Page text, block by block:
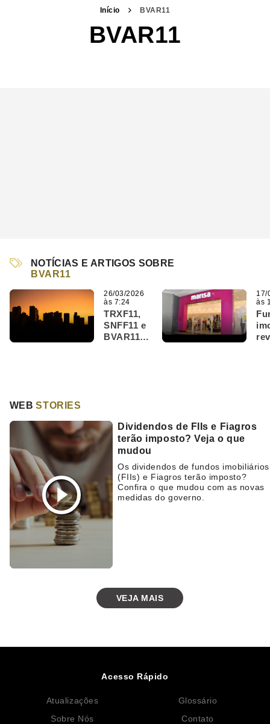
Início BVAR11
BVAR11
NOTÍCIAS E ARTIGOS SOBRE
BVAR11
TRXF11,
SNFF11 e
BVAR11
26/03/2026
às 7:24
17/
às
WEBSTORIES
Dividendos de FIIs e Fiagros
terão imposto? Veja o que
mudou
Os dividendos de fundos imobiliários
(FIIs) e Fiagros terão imposto?
Confira o que mudou com as novas
medidas do governo.
VEJA MAIS
Acesso Rápido
Atualizações
Glossário
Sobre Nós
Contato